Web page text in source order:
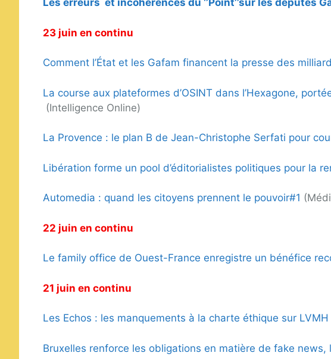
Les erreurs et incohérences du ‘’Point’’sur les députés
23 juin en continu
Comment l’État et les Gafam financent la presse des
La course aux plateformes d’OSINT dans l’Hexagone,
(Intelligence Online)
La Provence : le plan B de Jean-Christophe Serfati pour
Libération forme un pool d’éditorialistes politiques pour la
Automedia : quand les citoyens prennent le pouvoir#1
22 juin en continu
Le family office de Ouest-France enregistre un bénéfice
21 juin en continu
Les Echos : les manquements à la charte éthique sur LVMH
Bruxelles renforce les obligations en matière de fake